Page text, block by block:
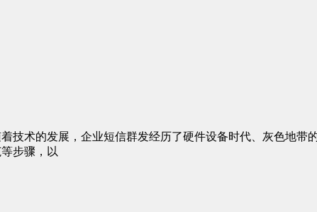
术的发展，企业短信群发经历了硬件设备时代、灰色地带
步骤，以